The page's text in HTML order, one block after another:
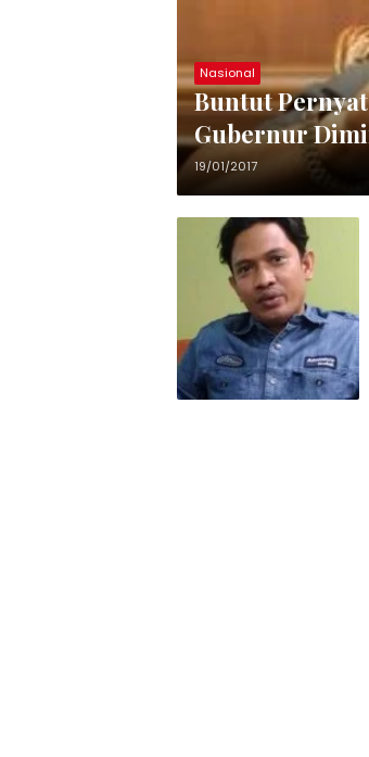
Nasional
Buntut
Gubernur
19/01/2017